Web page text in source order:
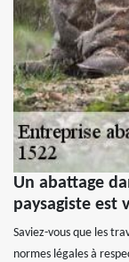
Un abattage
paysagiste est
Saviez-vous que les
normes légales à